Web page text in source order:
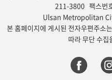
211-3800 팩스번
Ulsan Metropolitan
본 홈페이지에 게시된 전자우편주소
따라 무단 수집